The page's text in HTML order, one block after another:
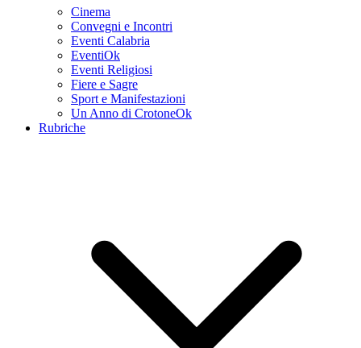
Cinema
Convegni e Incontri
Eventi Calabria
EventiOk
Eventi Religiosi
Fiere e Sagre
Sport e Manifestazioni
Un Anno di CrotoneOk
Rubriche